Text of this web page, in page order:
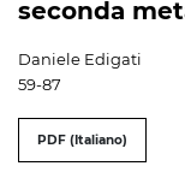
seconda
Daniele Edigati
59-87
PDF (Italiano)